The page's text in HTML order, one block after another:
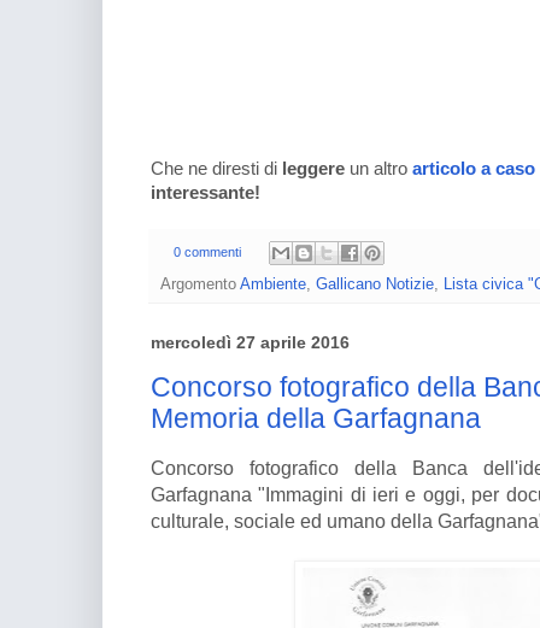
Che ne diresti di leggere un altro articolo a caso
interessante!
0 commenti
Argomento Ambiente, Gallicano Notizie, Lista civica
mercoledì 27 aprile 2016
Concorso fotografico della
Memoria della Garfagnana
Concorso fotografico della Banca
Garfagnana "Immagini di ieri e oggi, per
culturale, sociale ed umano della